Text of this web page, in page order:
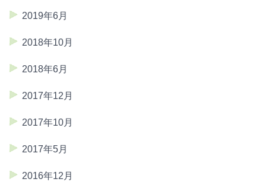
2019年6月
2018年10月
2018年6月
2017年12月
2017年10月
2017年5月
2016年12月